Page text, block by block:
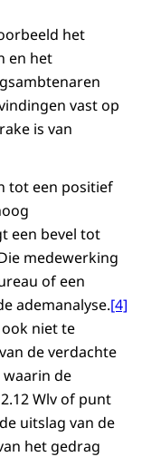
het
en het
vast op
is van
tot een positief
een bevel tot
medewerking
of een
ademanalyse.[4]
niet te
de verdachte
de
Wlv of punt
uitslag van de
het gedrag